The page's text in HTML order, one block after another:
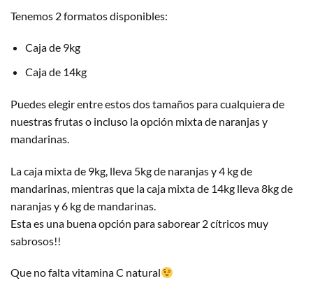
Tenemos 2 formatos disponibles:
Caja de 9kg
Caja de 14kg
Puedes elegir entre estos dos tamaños para cualquiera de
nuestras frutas o incluso la opción mixta de naranjas y
mandarinas.
La caja mixta de 9kg, lleva 5kg de naranjas y 4 kg de
mandarinas, mientras que la caja mixta de 14kg lleva 8kg de
naranjas y 6 kg de mandarinas.
Esta es una buena opción para saborear 2 cítricos muy
sabrosos!!
Que no falta vitamina C natural